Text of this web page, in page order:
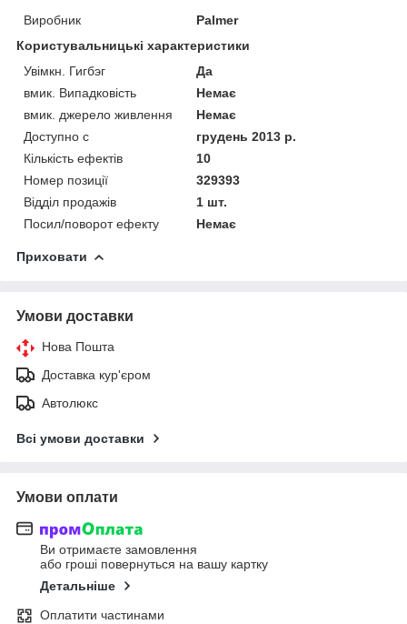
Виробник
Palmer
Користувальницькі характеристики
Увімкн. Гигбэг
Да
вмик. Випадковість
Немає
вмик. джерело живлення
Немає
Доступно с
грудень 2013 р.
Кількість ефектів
10
Номер позиції
329393
Відділ продажів
1 шт.
Посил/поворот ефекту
Немає
Приховати
Умови доставки
Нова Пошта
Доставка кур'єром
Автолюкс
Всі умови доставки
Умови оплати
Ви отримаєте замовлення
або гроші повернуться на вашу картку
Детальніше
Оплатити частинами